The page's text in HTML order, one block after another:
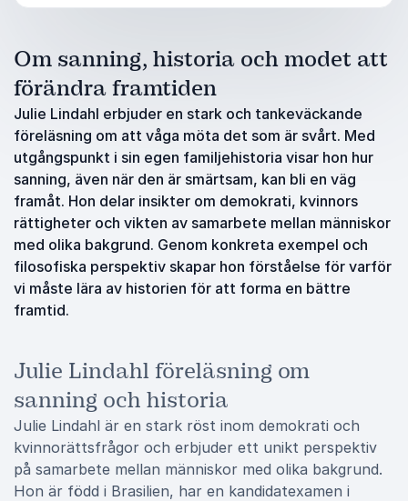
Om sanning, historia och modet att
förändra framtiden
Julie Lindahl erbjuder en stark och tankeväckande
föreläsning om att våga möta det som är svårt. Med
utgångspunkt i sin egen familjehistoria visar hon hur
sanning, även när den är smärtsam, kan bli en väg
framåt. Hon delar insikter om demokrati, kvinnors
rättigheter och vikten av samarbete mellan människor
med olika bakgrund. Genom konkreta exempel och
filosofiska perspektiv skapar hon förståelse för varför
vi måste lära av historien för att forma en bättre
framtid.
Julie Lindahl föreläsning om
sanning och historia
Julie Lindahl är en stark röst inom demokrati och
kvinnorättsfrågor och erbjuder ett unikt perspektiv
på samarbete mellan människor med olika bakgrund.
Hon är född i Brasilien, har en kandidatexamen i